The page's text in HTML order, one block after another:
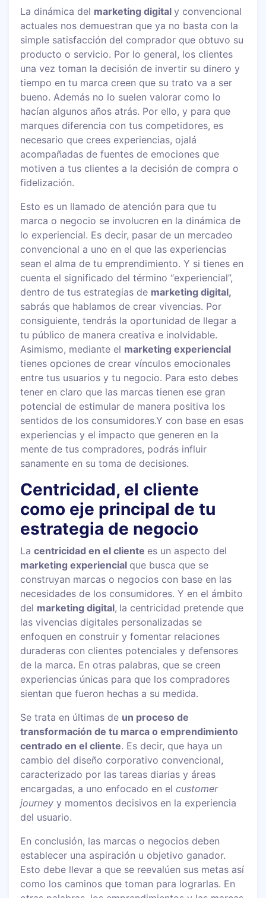
La dinámica del marketing digitaly convencional
actuales nos demuestran que ya no basta con la
simple satisfacción del comprador que obtuvo su
producto o servicio. Por lo general, los clientes
una vez toman la decisión de invertir su dinero y
tiempo en tu marca creen que su trato va a ser
bueno. Además no lo suelen valorar como lo
hacían algunos años atrás. Por ello, y para que
marques diferencia con tus competidores, es
necesario que crees experiencias, ojalá
acompañadas de fuentes de emociones que
motiven a tus clientes a la decisión de compra o
fidelización.
Esto es un llamado de atención para que tu
marca o negocio se involucren en la dinámica de
lo experiencial. Es decir, pasar de un mercadeo
convencional a uno en el que las experiencias
sean el alma de tu emprendimiento. Y si tienes en
cuenta el significado del término “experiencial”,
dentro de tus estrategias de marketing digital,
sabrás que hablamos de crear vivencias. Por
consiguiente, tendrás la oportunidad de llegar a
tu público de manera creativa e inolvidable.
Asimismo, mediante el marketing experiencial
tienes opciones de crear vínculos emocionales
entre tus usuarios y tu negocio. Para esto debes
tener en claro que las marcas tienen ese gran
potencial de estimular de manera positiva los
sentidos de los consumidores.Y con base en esas
experiencias y el impacto que generen en la
mente de tus compradores, podrás influir
sanamente en su toma de decisiones.
Centricidad, el cliente
como eje principal de tu
estrategia de negocio
Lacentricidad en el cliente es un aspecto del
marketing experiencial que busca que se
construyan marcas o negocios con base en las
necesidades de los consumidores. Y en el ámbito
del marketing digital, la centricidad pretende que
las vivencias digitales personalizadas se
enfoquen en construir y fomentar relaciones
duraderas con clientes potenciales y defensores
de la marca. En otras palabras, que se creen
experiencias únicas para que los compradores
sientan que fueron hechas a su medida.
Se trata en últimas de un proceso de
transformación de tu marca o emprendimiento
centrado en el cliente. Es decir, que haya un
cambio del diseño corporativo convencional,
caracterizado por las tareas diarias y áreas
encargadas, a uno enfocado en elcustomer
journeyy momentos decisivos en la experiencia
del usuario.
En conclusión, las marcas o negocios deben
establecer una aspiración u objetivo ganador.
Esto debe llevar a que se reevalúen sus metas así
como los caminos que toman para lograrlas. En